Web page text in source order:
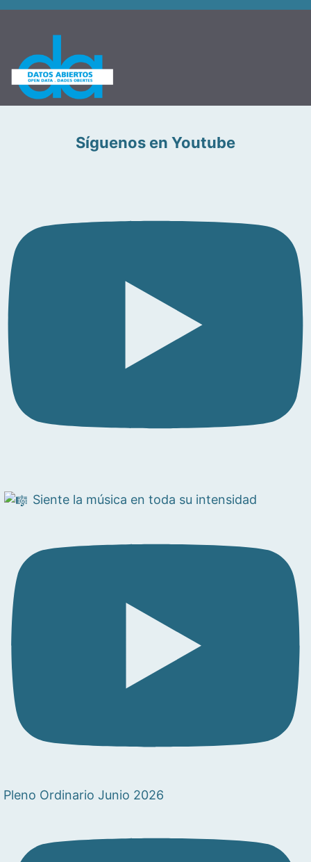
Síguenos en Youtube
Siente la música en toda su intensidad
Pleno Ordinario Junio 2026